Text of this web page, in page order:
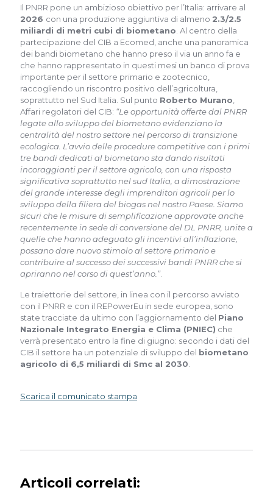
Il PNRR pone un ambizioso obiettivo per l’Italia: arrivare al
2026 con una produzione aggiuntiva di almeno 2.3/2.5
miliardi di metri cubi di biometano. Al centro della
partecipazione del CIB a Ecomed, anche una panoramica
dei bandi biometano che hanno preso il via un anno fa e
che hanno rappresentato in questi mesi un banco di prova
importante per il settore primario e zootecnico,
raccogliendo un riscontro positivo dell’agricoltura,
soprattutto nel Sud Italia. Sul punto Roberto Murano,
Affari regolatori del CIB: “Le opportunità offerte dal PNRR
legate allo sviluppo del biometano evidenziano la
centralità del nostro settore nel percorso di transizione
ecologica. L’avvio delle procedure competitive con i primi
tre bandi dedicati al biometano sta dando risultati
incoraggianti per il settore agricolo, con una risposta
significativa soprattutto nel sud Italia, a dimostrazione
del grande interesse degli imprenditori agricoli per lo
sviluppo della filiera del biogas nel nostro Paese. Siamo
sicuri che le misure di semplificazione approvate anche
recentemente in sede di conversione del DL PNRR, unite a
quelle che hanno adeguato gli incentivi all’inflazione,
possano dare nuovo stimolo al settore primario e
contribuire al successo dei successivi bandi PNRR che si
apriranno nel corso di quest’anno.”.
Le traiettorie del settore, in linea con il percorso avviato
con il PNRR e con il REPowerEu in sede europea, sono
state tracciate da ultimo con l’aggiornamento del Piano
Nazionale Integrato Energia e Clima (PNIEC) che
verrà presentato entro la fine di giugno: secondo i dati del
CIB il settore ha un potenziale di sviluppo del biometano
agricolo di 6,5 miliardi di Smc al 2030.
Scarica il comunicato stampa
Articoli correlati: